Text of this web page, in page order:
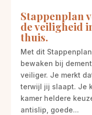
Stappenplan
de veiligheid
thuis.
Met dit
bewaken bij
veiliger. Je merkt
terwijl jij slaapt. Je
kamer heldere
antislip, goede...